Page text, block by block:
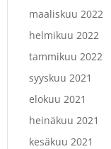
maaliskuu 2022
helmikuu 2022
tammikuu 2022
syyskuu 2021
elokuu 2021
heinäkuu 2021
kesäkuu 2021